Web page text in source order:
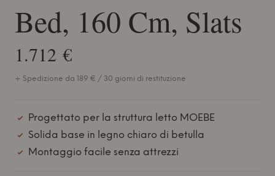
Bed, 160 Cm, Slats
1.712 €
+ Spedizione da 189 € / 30 giorni di restituzione
Progettato per la struttura letto MOEBE
Solida base in legno chiaro di betulla
Montaggio facile senza attrezzi